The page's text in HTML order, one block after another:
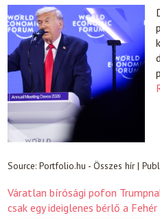
Source:Portfolio.hu - Összes hír|
Váratlan bírósági pofon
csak egy ideiglenes bérlő a